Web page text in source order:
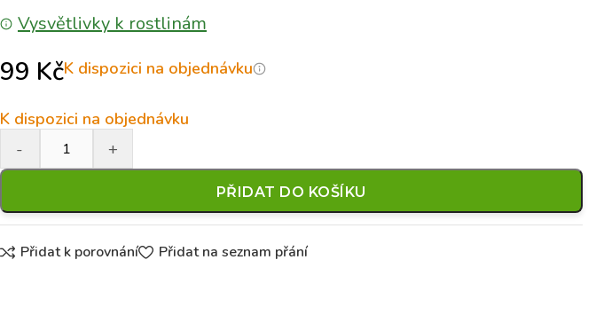
Vysvětlivky k rostlinám
99 KčK dispozici na objednávku
K dispozici na objednávku
PŘIDAT DO KOŠÍKU
Přidat k porovnání Přidat na seznam přání